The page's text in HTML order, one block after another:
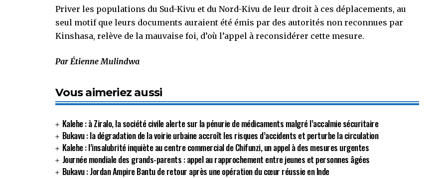
Priver les populations du Sud-Kivu et du Nord-Kivu de leur droit à ces déplacements, au
seul motif que leurs documents auraient été émis par des autorités non reconnues par
Kinshasa, relève de la mauvaise foi, d’où l’appel à reconsidérer cette mesure.
Par Étienne Mulindwa
Vous aimeriez aussi
Kalehe : à Ziralo, la société civile alerte sur la pénurie de médicaments malgré l’accalmie sécuritaire
Bukavu : la dégradation de la voirie urbaine accroît les risques d’accidents et perturbe la circulation
Kalehe : l’insalubrité inquiète au centre commercial de Chifunzi, un appel à des mesures urgentes
Journée mondiale des grands-parents : appel au rapprochement entre jeunes et personnes âgées
Bukavu : Jordan Ampire Bantu de retour après une opération du cœur réussie en Inde